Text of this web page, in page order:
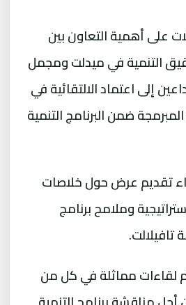
على أهمية التعاون بين
التنمية في ميدلت ومجمل
إلى اعتماد الالتقائية في
ضمن البرنامج التنمية
تقديم عرض حول خلاصات
وملامح برنامج
تافيلالت.
لقاءات مماثلة في كل من